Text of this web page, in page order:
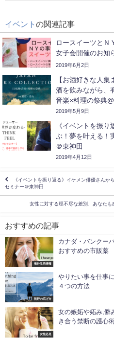
イベント の関連記事
ロースイーツとＮ
女子会開催のお知
2019年6月2日
【お酒好きな人
酒を飲みながら、
音楽×料理の祭典@
2019年5月9日
《イベントを振
ぶ！夢を叶える！
＠東神田
2019年4月12日
《イベントを振り返る》イケメン俳優さんか
セミナー＠東神田
女性に対する理不尽な差別、あなた
おすすめの記事
海外生活情報
カナダ・バンクー
おすすめの市販薬
視野の広げ方
やりたい事を仕事
４つの方法
女性必見
女の嫉妬や妬み,僻
き合う禁断の護心術